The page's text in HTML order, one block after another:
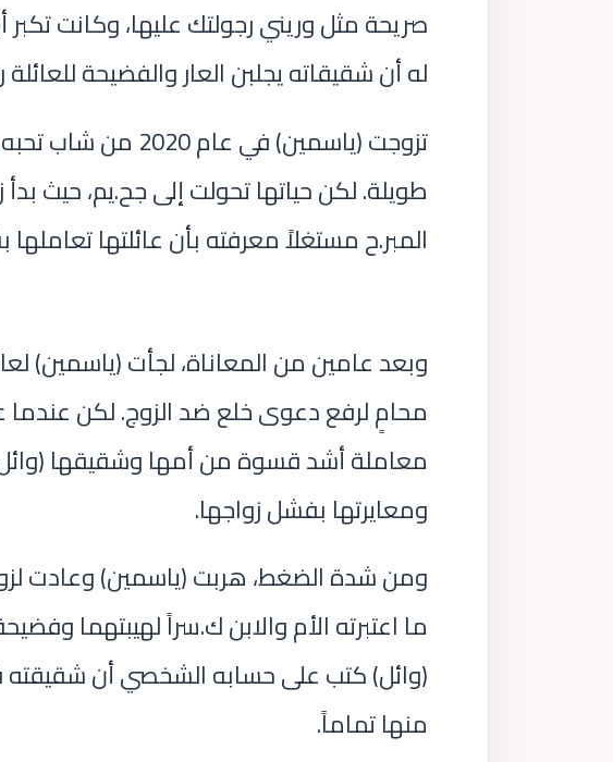
صريحة مثل وريني رجولتك عليها، وكانت
له أن شقيقاته يجلبن العار والفضيحة
تزوجت (ياسمين) في
طويلة. لكن حياتها تحولت إلى جح.يم، حيث
المبر.ح مستغلاً معرفته بأن عائلتها
وبعد عامين من المعاناة، لجأت (ياسمين)
محامٍ لرفع دعوى خلع ضد الزوج. لكن عندما
معاملة أشد قسوة من أمها وشقيقها
ومعايرتها بفشل زواجها.
ومن شدة الضغط، هربت (ياسمين) وعادت
ما اعتبرته الأم والابن ك.سراً لهيبتهما
(وائل) كتب على حسابه الشخصي أن شقيقته في
منها تماماً.